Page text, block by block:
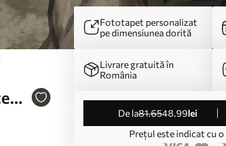
Fototapet personalizat
pe dimensiunea dorită
Livrare gratuită în
România
de la81.6548.99lei
Prețul este indicat cu o